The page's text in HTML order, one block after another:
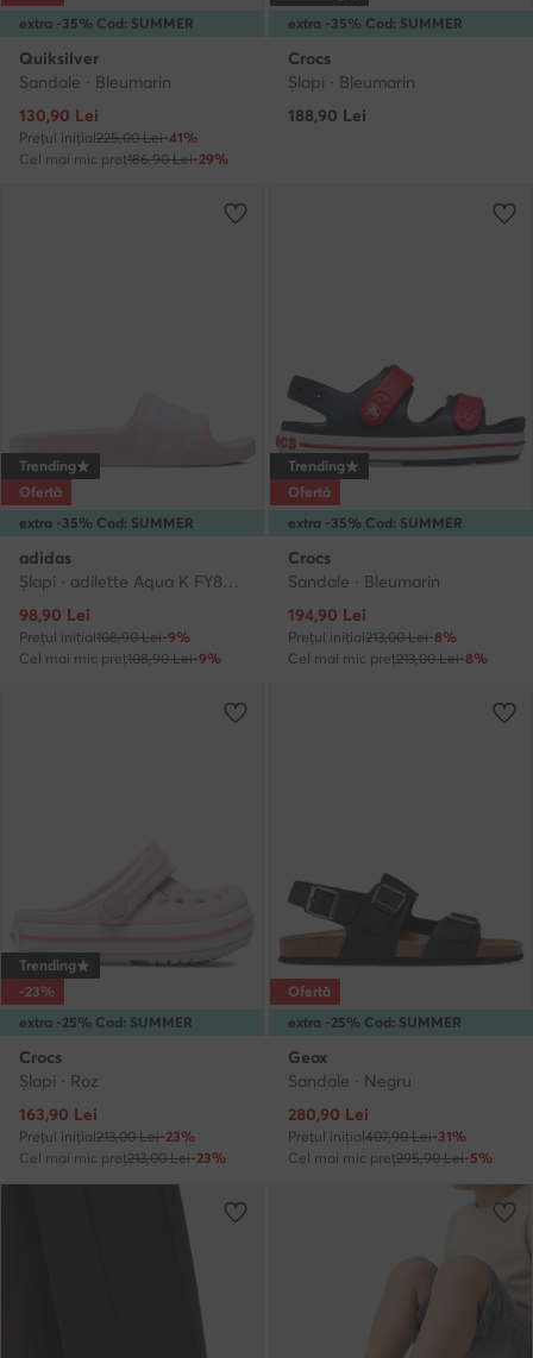
extra -35% Cod: SUMMER
Quiksilver
Sandale · Bleumarin
Prețul actual
130,90 Lei
Prețul inițial225,00 Lei-41%
Cel mai mic preț186,90 Lei-29%
extra -35% Cod: SUMMER
Crocs
Şlapi · Bleumarin
188,90 Lei
extra -35% Cod: SUMMER
Trending
Ofertă
adidas
Şlapi · adilette Aqua K FY8072 · Roz
Prețul actual
98,90 Lei
Prețul inițial108,90 Lei-9%
Cel mai mic preț108,90 Lei-9%
extra -35% Cod: SUMMER
Trending
Ofertă
Crocs
Sandale · Bleumarin
Prețul actual
194,90 Lei
Prețul inițial213,00 Lei-8%
Cel mai mic preț213,00 Lei-8%
extra -25% Cod: SUMMER
Trending
-23%
Crocs
Şlapi · Roz
Prețul actual
163,90 Lei
Prețul inițial213,00 Lei-23%
Cel mai mic preț213,00 Lei-23%
extra -25% Cod: SUMMER
Ofertă
Geox
Sandale · Negru
Prețul actual
280,90 Lei
Prețul inițial407,90 Lei-31%
Cel mai mic preț295,90 Lei-5%